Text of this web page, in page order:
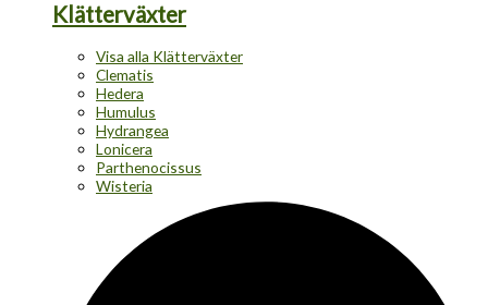
Klätterväxter
Visa alla Klätterväxter
Clematis
Hedera
Humulus
Hydrangea
Lonicera
Parthenocissus
Wisteria